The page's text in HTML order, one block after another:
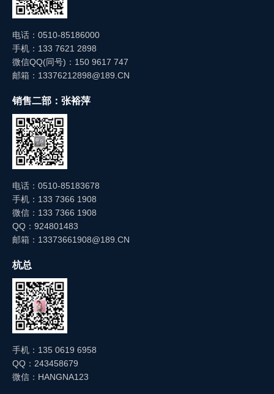
维护与保养
电话：0510-85186000
手机：133 7621 2898
微信QQ(同号)：150 9617 747
邮箱：13376212898@189.CN
销售二部：张裕萍
电话：0510-85183678
手机：133 7366 1908
微信：133 7366 1908
QQ：924801483
邮箱：13373661908@189.CN
杭总
手机：135 0619 6958
QQ：243458679
微信：HANGNA123